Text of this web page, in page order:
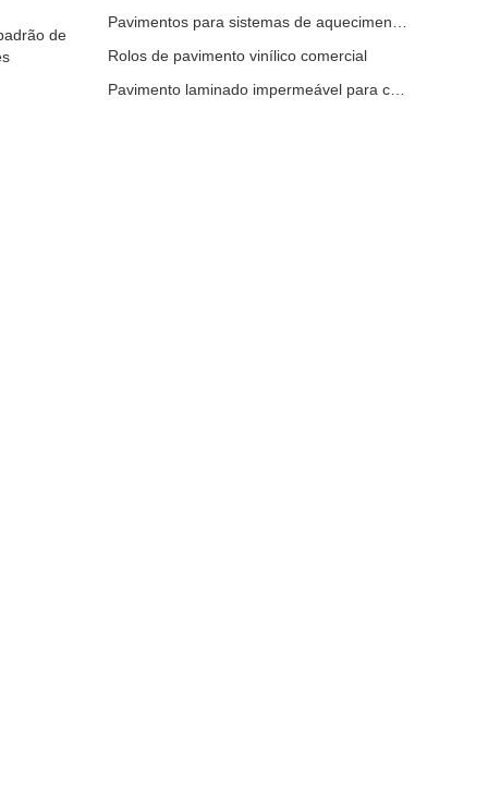
de
Rolos de pavimento vinílico comercial
Pavimento laminado impermeável para cozinha